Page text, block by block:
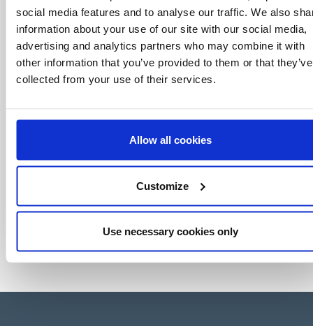
social media features and to analyse our traffic. We also
information about your use of our site with our social media,
advertising and analytics partners who may combine it with
other information that you’ve provided to them or that they’ve
collected from your use of their services.
Allow all cookies
Customize
Use necessary cookies only
mundo do licenciamento, tudo com um clique
de um botão.